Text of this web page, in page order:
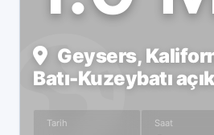
Geysers,
Batı-Kuzeybatı
Tarih Saat